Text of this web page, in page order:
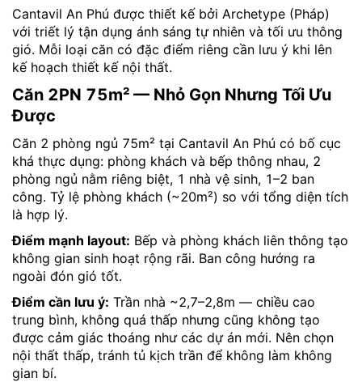
Cantavil An Phú được thiết kế bởi Archetype (Pháp)
với triết lý tận dụng ánh sáng tự nhiên và tối ưu thông
gió. Mỗi loại căn có đặc điểm riêng cần lưu ý khi lên
kế hoạch thiết kế nội thất.
Căn 2PN 75m² — Nhỏ Gọn Nhưng Tối Ưu
Được
Căn 2 phòng ngủ 75m² tại Cantavil An Phú có bố cục
khá thực dụng: phòng khách và bếp thông nhau, 2
phòng ngủ nằm riêng biệt, 1 nhà vệ sinh, 1–2 ban
công. Tỷ lệ phòng khách (~20m²) so với tổng diện tích
là hợp lý.
Điểm mạnh layout: Bếp và phòng khách liên thông tạo
không gian sinh hoạt rộng rãi. Ban công hướng ra
ngoài đón gió tốt.
Điểm cần lưu ý: Trần nhà ~2,7–2,8m — chiều cao
trung bình, không quá thấp nhưng cũng không tạo
được cảm giác thoáng như các dự án mới. Nên chọn
nội thất thấp, tránh tủ kịch trần để không làm không
gian bí.